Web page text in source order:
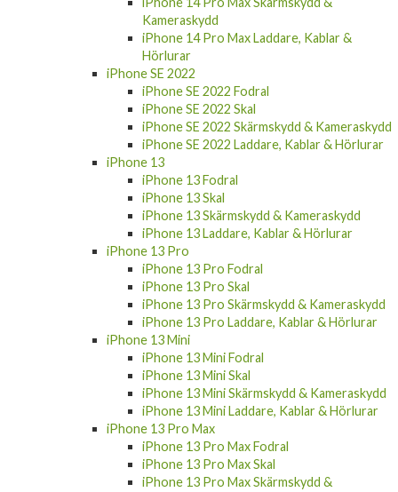
Kameraskydd
iPhone 14 Pro Max Laddare, Kablar &
Hörlurar
iPhone SE 2022
iPhone SE 2022 Fodral
iPhone SE 2022 Skal
iPhone SE 2022 Skärmskydd & Kameraskydd
iPhone SE 2022 Laddare, Kablar & Hörlurar
iPhone 13
iPhone 13 Fodral
iPhone 13 Skal
iPhone 13 Skärmskydd & Kameraskydd
iPhone 13 Laddare, Kablar & Hörlurar
iPhone 13 Pro
iPhone 13 Pro Fodral
iPhone 13 Pro Skal
iPhone 13 Pro Skärmskydd & Kameraskydd
iPhone 13 Pro Laddare, Kablar & Hörlurar
iPhone 13 Mini
iPhone 13 Mini Fodral
iPhone 13 Mini Skal
iPhone 13 Mini Skärmskydd & Kameraskydd
iPhone 13 Mini Laddare, Kablar & Hörlurar
iPhone 13 Pro Max
iPhone 13 Pro Max Fodral
iPhone 13 Pro Max Skal
iPhone 13 Pro Max Skärmskydd &